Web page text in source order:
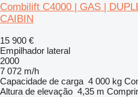
Combilift C4000 | GAS |
CAIBIN
15 900 €
Empilhador lateral
2000
7 072 m/h
Capacidade de carga 4 000 kg
Altura de elevação 4,35 m